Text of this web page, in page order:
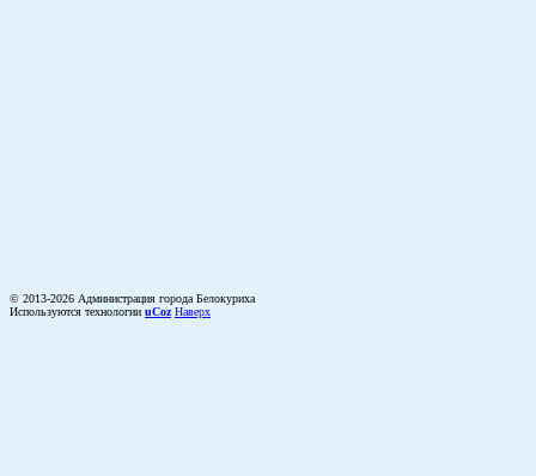
© 2013-2026 Администрация города Белокуриха
Используются технологии uCoz Наверх